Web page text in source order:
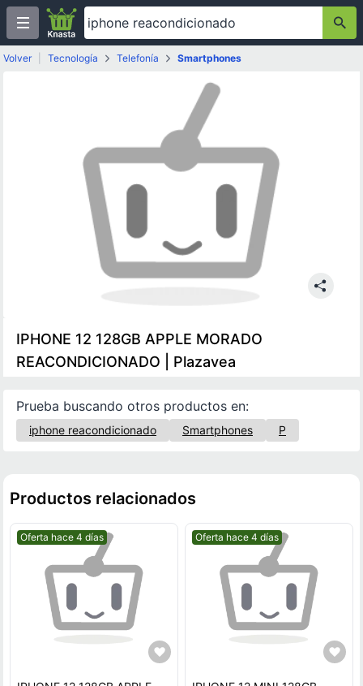
Volver Tecnología Telefonía Smartphones
IPHONE 12 128GB APPLE MORADO
REACONDICIONADO | Plazavea
Prueba buscando otros productos en:
iphone reacondicionado Smartphones P
Productos relacionados
Mejor precio.
Oferta hace 4 días Mejor precio.
Oferta hace 4 días